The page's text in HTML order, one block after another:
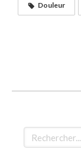
Douleur
Rechercher